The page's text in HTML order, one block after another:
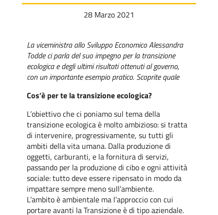
28 Marzo 2021
La viceministra allo Sviluppo Economico Alessandra
Todde ci parla del suo impegno per la transizione
ecologica e degli ultimi risultati ottenuti al governo,
con un importante esempio pratico. Scoprite quale
Cos’è per te la transizione ecologica?
L’obiettivo che ci poniamo sul tema della
transizione ecologica è molto ambizioso: si tratta
di intervenire, progressivamente, su tutti gli
ambiti della vita umana. Dalla produzione di
oggetti, carburanti, e la fornitura di servizi,
passando per la produzione di cibo e ogni attività
sociale: tutto deve essere ripensato in modo da
impattare sempre meno sull’ambiente.
L’ambito è ambientale ma l’approccio con cui
portare avanti la Transizione è di tipo aziendale.